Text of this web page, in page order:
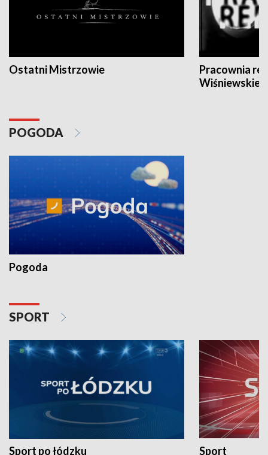
Ostatni Mistrzowie
Pracownia
POGODA
Pogoda
SPORT
Sport po łódzku Sport